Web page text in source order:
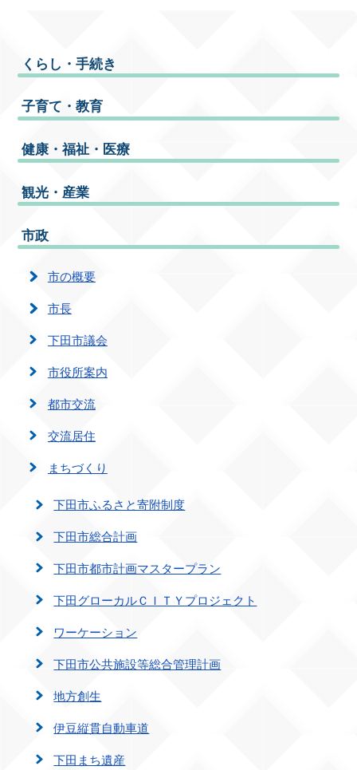
くらし・手続き
子育て・教育
健康・福祉・医療
観光・産業
市政
市の概要
市長
下田市議会
市役所案内
都市交流
交流居住
まちづくり
下田市ふるさと寄附制度
下田市総合計画
下田市都市計画マスタープラン
下田グローカルＣＩＴＹプロジェクト
ワーケーション
下田市公共施設等総合管理計画
地方創生
伊豆縦貫自動車道
下田まち遺産